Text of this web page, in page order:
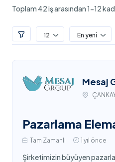
Toplam 42 iş arasından 1-12
12 En yeni
Mesaj
Pazarlama
Tam Zamanlı 1 yıl önce
Şirketimizin büyüyen